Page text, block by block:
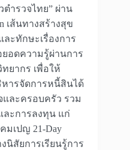
ตำรวจไทย” ผ่าน
เส้นทางสร้างสุข
ละทักษะเรื่องการ
อดความรู้ผ่านการ
ยากร เพื่อให้
หารจัดการหนี้สินได้
และครอบครัว รวม
ละการลงทุน แก่
เปญ 21-Day
นิสัยการเรียนรู้การ